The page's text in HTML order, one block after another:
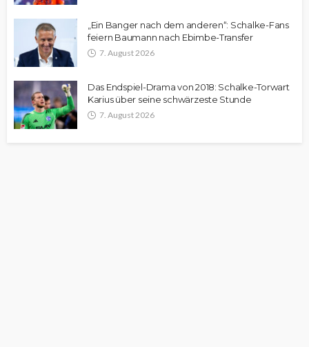
„Ein Banger nach dem anderen“: Schalke-Fans
feiern Baumann nach Ebimbe-Transfer
7. August 2026
Das Endspiel-Drama von 2018: Schalke-Torwart
Karius über seine schwärzeste Stunde
7. August 2026